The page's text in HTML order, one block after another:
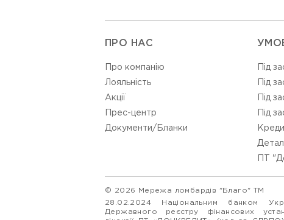
ПРО НАС
Про компанію
Лояльність
Акції
Прес-центр
Документи/Бланки
Під
Під
Під
Під
ПТ
© 2026 Мережа ломбардів "Благо" ТМ
28.02.2024 Національним банком
Державного реєстру фінансових